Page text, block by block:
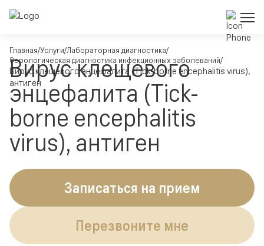
Главная Услуги Лабораторная диагностика
Серологическая диагностика инфекционных заболеваний
Вирус клещевого энцефалита (Tick-borne encephalitis virus),
антиген
Вирус клещевого
энцефалита (Tick-
borne encephalitis
virus), антиген
Записаться на прием
Перезвоните мне